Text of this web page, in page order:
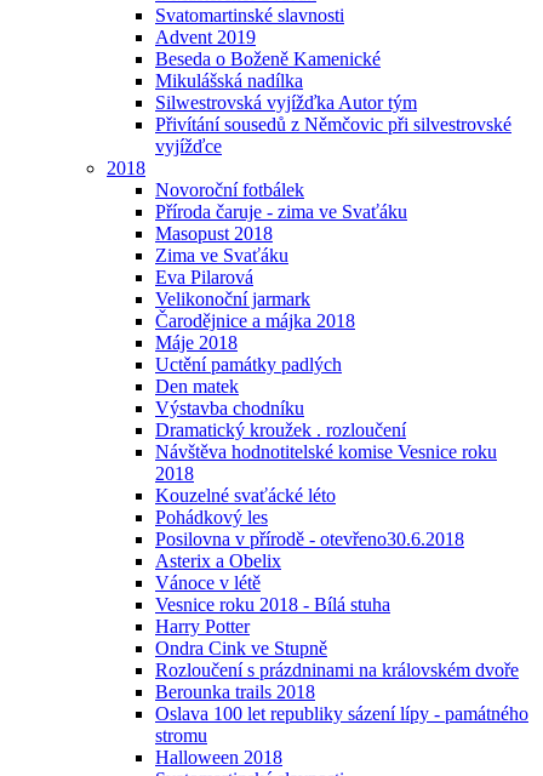
Svatomartinské slavnosti
Advent 2019
Beseda o Boženě Kamenické
Mikulášská nadílka
Silwestrovská vyjížďka Autor tým
Přivítání sousedů z Němčovic při silvestrovské
vyjížďce
2018
Novoroční fotbálek
Příroda čaruje - zima ve Svaťáku
Masopust 2018
Zima ve Svaťáku
Eva Pilarová
Velikonoční jarmark
Čarodějnice a májka 2018
Máje 2018
Uctění památky padlých
Den matek
Výstavba chodníku
Dramatický kroužek . rozloučení
Návštěva hodnotitelské komise Vesnice roku
2018
Kouzelné svaťácké léto
Pohádkový les
Posilovna v přírodě - otevřeno30.6.2018
Asterix a Obelix
Vánoce v létě
Vesnice roku 2018 - Bílá stuha
Harry Potter
Ondra Cink ve Stupně
Rozloučení s prázdninami na královském dvoře
Berounka trails 2018
Oslava 100 let republiky sázení lípy - památného
stromu
Halloween 2018